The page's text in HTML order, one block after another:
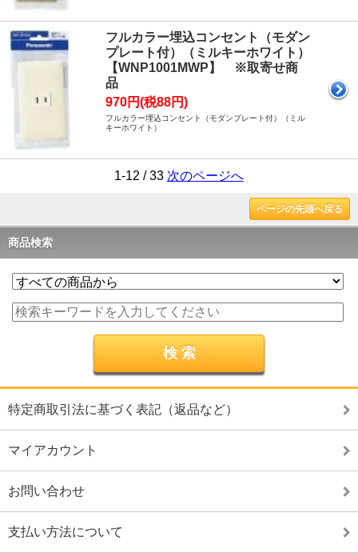
フルカラー埋込コンセント（モダン
プレート付）（ミルキーホワイト）
【WNP1001MWP】 ※取寄せ商
品
970円(税88円)
フルカラー埋込コンセント（モダンプレート付）（ミル
キーホワイト）
1-12 / 33 次のページへ
ページの先頭へ戻る
商品検索
特定商取引法に基づく表記（返品など）
マイアカウント
お問い合わせ
支払い方法について